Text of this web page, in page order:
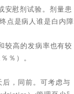
安​慰剂试验。剂量患
点是病人谁是白内障
较高的发病率也有较
％）。
后，同前。可考虑与